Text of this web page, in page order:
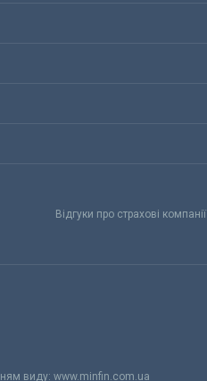
Відгуки про страхові компанії
виду: www.minfin.com.ua